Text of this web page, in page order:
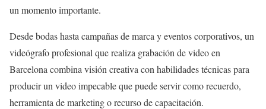
un momento importante.
Desde bodas hasta campañas de marca y eventos corporativos, un
videógrafo profesional que realiza grabación de video en
Barcelona combina visión creativa con habilidades técnicas para
producir un video impecable que puede servir como recuerdo,
herramienta de marketing o recurso de capacitación.